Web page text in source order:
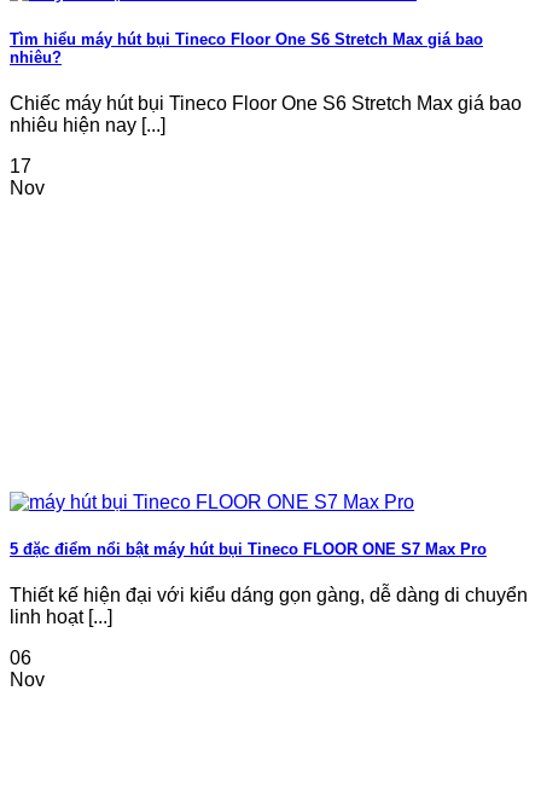
Tìm hiểu máy hút bụi Tineco Floor One S6 Stretch Max giá bao
nhiêu?
Chiếc máy hút bụi Tineco Floor One S6 Stretch Max giá bao
nhiêu hiện nay [...]
17
Nov
5 đặc điểm nổi bật máy hút bụi Tineco FLOOR ONE S7 Max Pro
Thiết kế hiện đại với kiểu dáng gọn gàng, dễ dàng di chuyển
linh hoạt [...]
06
Nov